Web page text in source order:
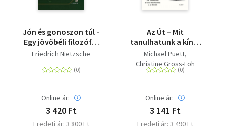
Jón és gonoszon túl -
Egy jövőbéli filozófia
előjátéka
Friedrich Nietzsche
Online ár:
3 420 Ft
Eredeti ár: 3 800 Ft
Az Út – Mit
tanulhatunk a kínai
filozófusoktól a jó
életről?
Michael Puett
Christine Gross-Loh
Online ár:
3 141 Ft
Eredeti ár: 3 490 Ft